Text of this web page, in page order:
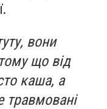
вони
що від
каша, а
травмовані